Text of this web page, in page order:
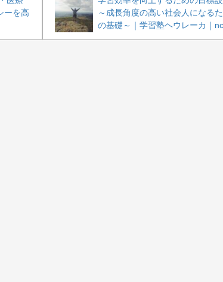
～成長角度の高い社会人になる
の基礎～｜学習塾ヘウレーカ｜
ーを高